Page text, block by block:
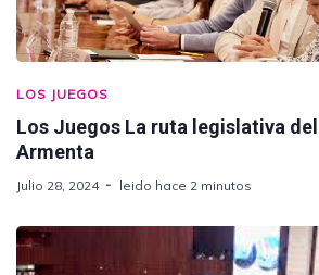
LOS JUEGOS
Los Juegos La ruta legislativa
Armenta
Julio 28, 2024 leido hace 2 minutos